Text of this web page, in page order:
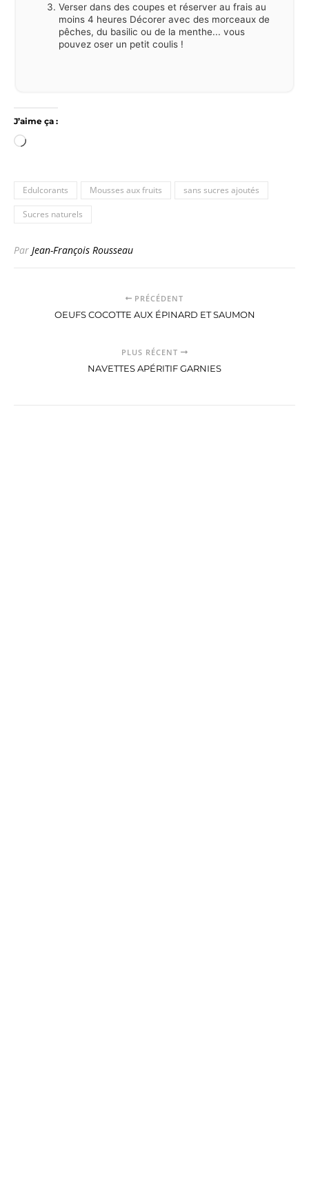
Verser dans des coupes et réserver au frais au
moins 4 heures Décorer avec des morceaux de
pêches, du basilic ou de la menthe... vous
pouvez oser un petit coulis !
J’aime ça :
Chargement…
Edulcorants Mousses aux fruits sans sucres ajoutés
Sucres naturels
Par Jean-François Rousseau
PRÉCÉDENT
OEUFS COCOTTE AUX ÉPINARD ET SAUMON
PLUS RÉCENT
NAVETTES APÉRITIF GARNIES